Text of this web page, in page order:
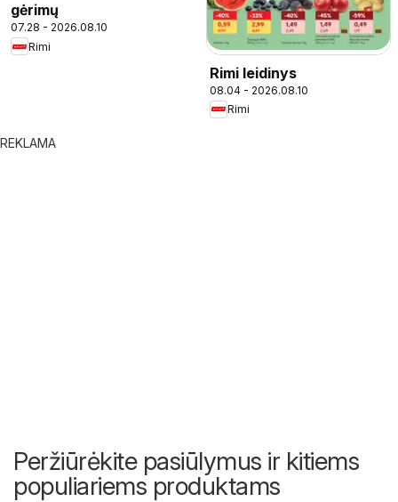
gėrimų
07.28 - 2026.08.10
Rimi
Rimi leidinys
08.04 - 2026.08.10
Rimi
REKLAMA
Peržiūrėkite pasiūlymus ir kitiems
populiariems produktams